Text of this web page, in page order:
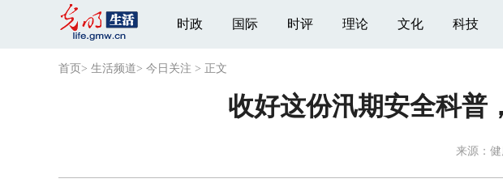
时政 国际 时评 理论 文化 科技
首页 > 生活频道> 今日关注 > 正文
收好这份汛期安全科普
来源： 健